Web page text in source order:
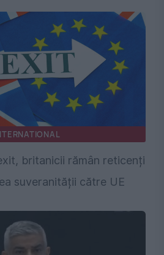
britanicii rămân reticenți
suveranității către UE